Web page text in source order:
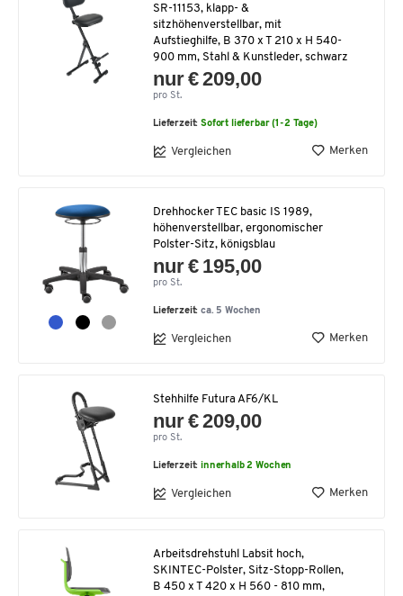
SR-11153, klapp- &
sitzhöhenverstellbar, mit
Aufstieghilfe, B 370 x T 210 x H 540-
900 mm, Stahl & Kunstleder, schwarz
nur € 209,00
pro St.
Lieferzeit:Sofort lieferbar (1-2 Tage)
Vergleichen Merken
Drehhocker TEC basic IS 1989,
höhenverstellbar, ergonomischer
Polster-Sitz, königsblau
nur € 195,00
pro St.
Lieferzeit:ca. 5 Wochen
Vergleichen Merken
Stehhilfe Futura AF6/KL
nur € 209,00
pro St.
Lieferzeit:innerhalb 2 Wochen
Vergleichen Merken
Arbeitsdrehstuhl Labsit hoch,
SKINTEC-Polster, Sitz-Stopp-Rollen,
B 450 x T 420 x H 560 - 810 mm,